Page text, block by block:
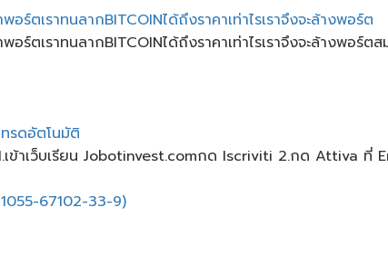
อร์ตเราทนลากBITCOINได้ถึงราคาเท่าไรเราจึงจะล้างพอร์ต
อร์ตเราทนลากBITCOINได้ถึงราคาเท่าไรเราจึงจะล้างพอ
รดอัตโนมัติ
เข้าเว็บเรียน Jobotinvest.comกด Iscriviti 2.กด Attiva
67102-33-9)